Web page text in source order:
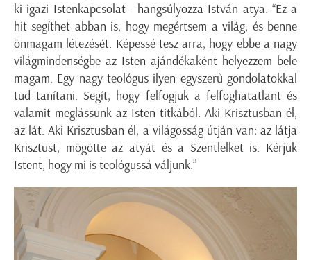
ki igazi Istenkapcsolat - hangsúlyozza István atya. “Ez a
hit segíthet abban is, hogy megértsem a világ, és benne
önmagam létezését. Képessé tesz arra, hogy ebbe a nagy
világmindenségbe az Isten ajándékaként helyezzem bele
magam. Egy nagy teológus ilyen egyszerű gondolatokkal
tud tanítani. Segít, hogy felfogjuk a felfoghatatlant és
valamit meglássunk az Isten titkából. Aki Krisztusban él,
az lát. Aki Krisztusban él, a világosság útján van: az látja
Krisztust, mögötte az atyát és a Szentlelket is. Kérjük
Istent, hogy mi is teológussá váljunk.”